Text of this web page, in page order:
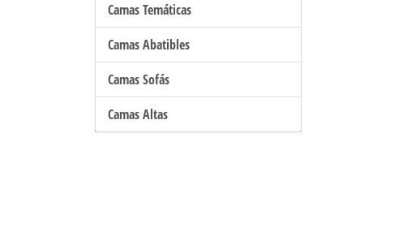
Camas Temáticas
Camas Abatibles
Camas Sofás
Camas Altas